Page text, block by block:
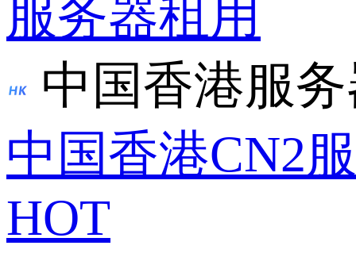
服务器租用
中国香港服
中国香港CN2
HOT